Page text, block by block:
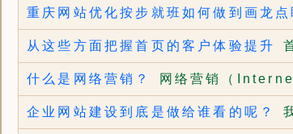
重庆网站优化按步就班如何做到画龙点
从这些方面把握首页的客户体验提升
什么是网络营销？ 网络营销（
企业网站建设到底是做给谁看的呢？